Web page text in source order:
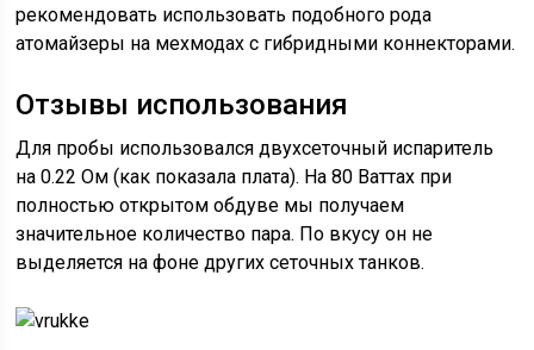
рекомендовать использовать подобного рода
атомайзеры на мехмодах с гибридными коннекторами.
Отзывы использования
Для пробы использовался двухсеточный испаритель
на 0.22 Ом (как показала плата). На 80 Ваттах при
полностью открытом обдуве мы получаем
значительное количество пара. По вкусу он не
выделяется на фоне других сеточных танков.